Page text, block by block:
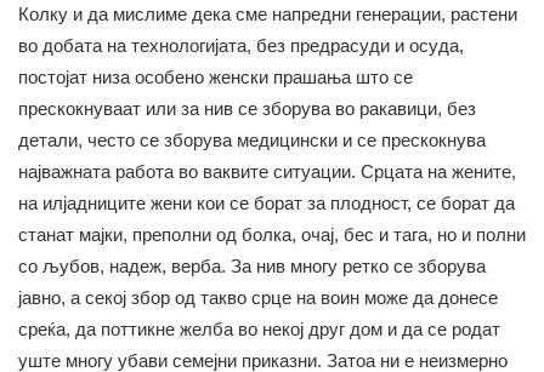
Колку и да мислиме дека сме напредни генерации, растени
во добата на технологијата, без предрасуди и осуда,
постојат низа особено женски прашања што се
прескокнуваат или за нив се зборува во ракавици, без
детали, често се зборува медицински и се прескокнува
најважната работа во ваквите ситуации. Срцата на жените,
на илјадниците жени кои се борат за плодност, се борат да
станат мајки, преполни од болка, очај, бес и тага, но и полни
со љубов, надеж, верба. За нив многу ретко се зборува
јавно, а секој збор од такво срце на воин може да донесе
среќа, да поттикне желба во некој друг дом и да се родат
уште многу убави семејни приказни. Затоа ни е неизмерно